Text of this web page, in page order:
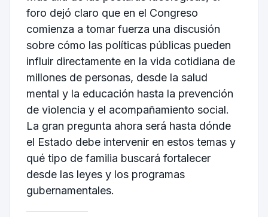
foro dejó claro que en el Congreso
comienza a tomar fuerza una discusión
sobre cómo las políticas públicas pueden
influir directamente en la vida cotidiana de
millones de personas, desde la salud
mental y la educación hasta la prevención
de violencia y el acompañamiento social.
La gran pregunta ahora será hasta dónde
el Estado debe intervenir en estos temas y
qué tipo de familia buscará fortalecer
desde las leyes y los programas
gubernamentales.